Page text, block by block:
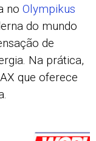
no Olympikus
do mundo
de
Na prática,
que oferece